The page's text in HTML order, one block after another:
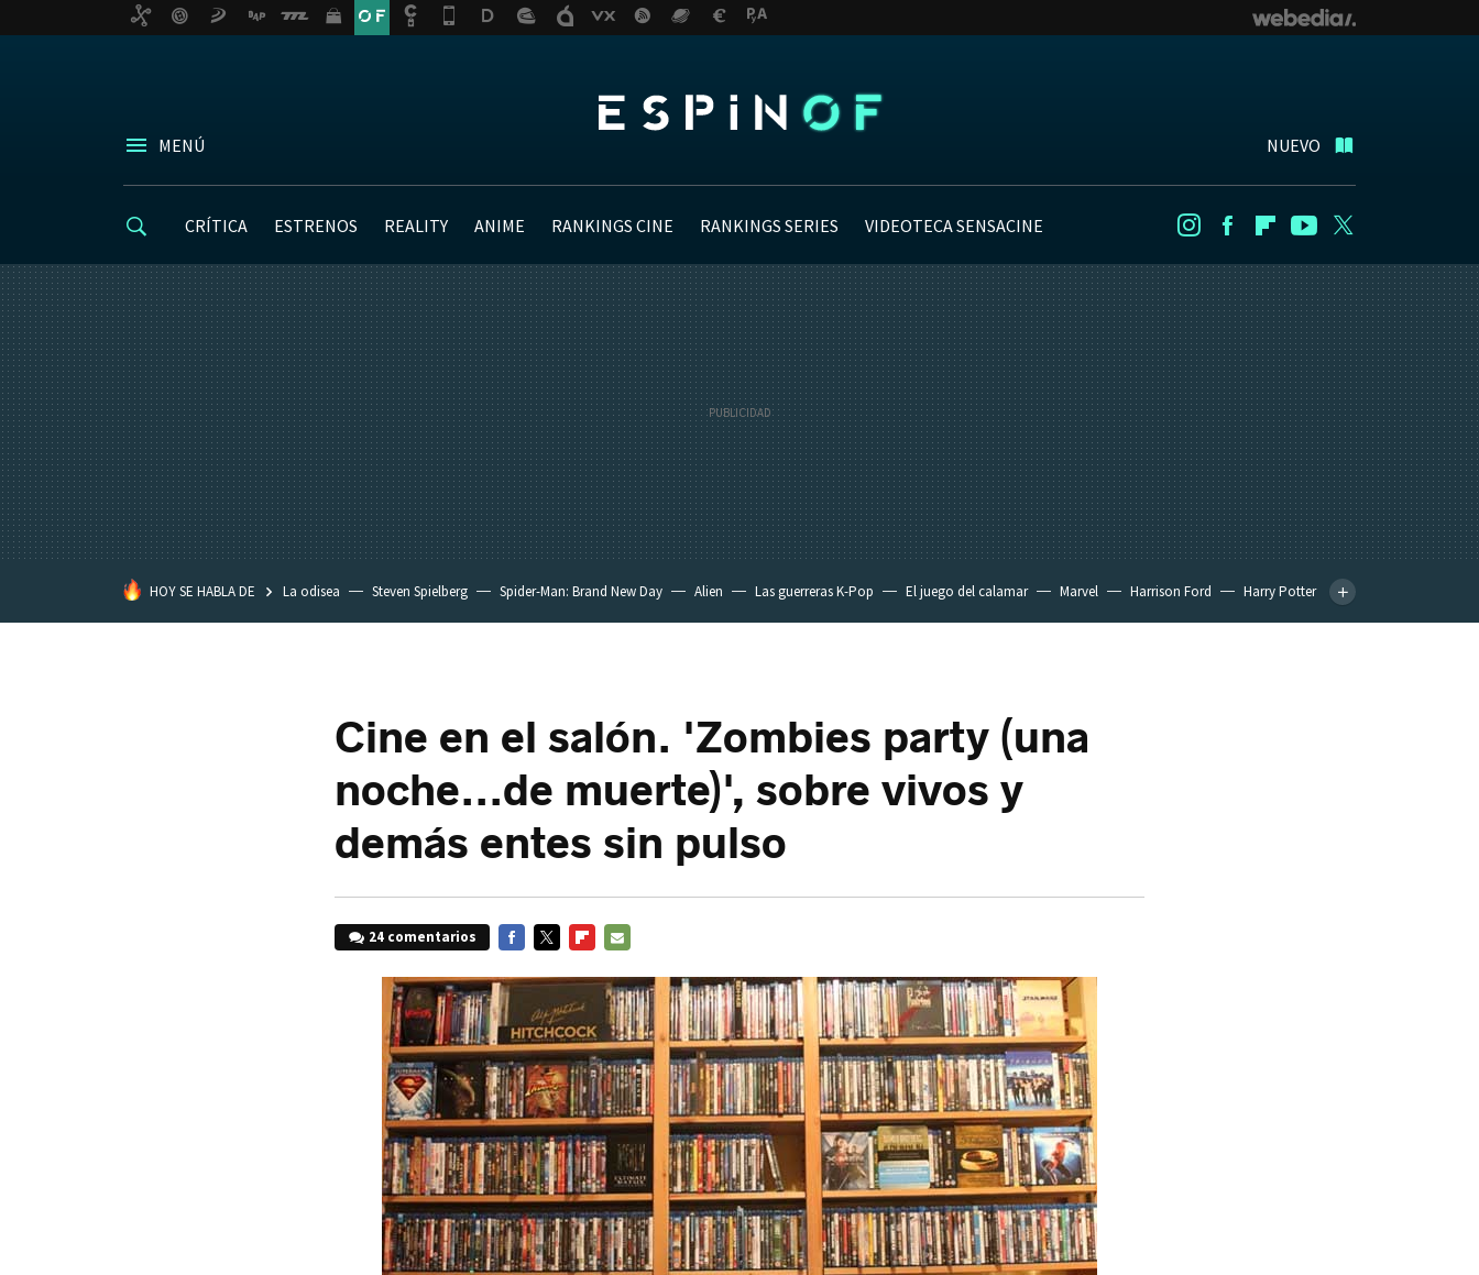
MENÚ NUEVO
CRÍTICA ESTRENOS REALITY ANIME RANKINGS CINE RANKINGS SERIES VIDEOTECA SENSACINE InstagramFacebookFlipboard
Youtube
HOY SE HABLA DE La odisea Steven Spielberg Spider-Man: Brand New Day Alien Las guerreras K-Pop El juego del calamar Marvel Harrison Ford
Harry Potter
Cine en el salón. 'Zombies party (una
noche...de muerte)', sobre vivos y
demás entes sin pulso
24 comentarios
MAIL